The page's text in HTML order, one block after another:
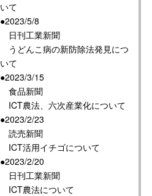
いて
●2023/5/8
日刊工業新聞
うどんこ病の新防除法発見につ
いて
●2023/3/15
食品新聞
ICT農法、六次産業化について
●2023/2/23
読売新聞
ICT活用イチゴについて
●2023/2/20
日刊工業新聞
ICT農法について